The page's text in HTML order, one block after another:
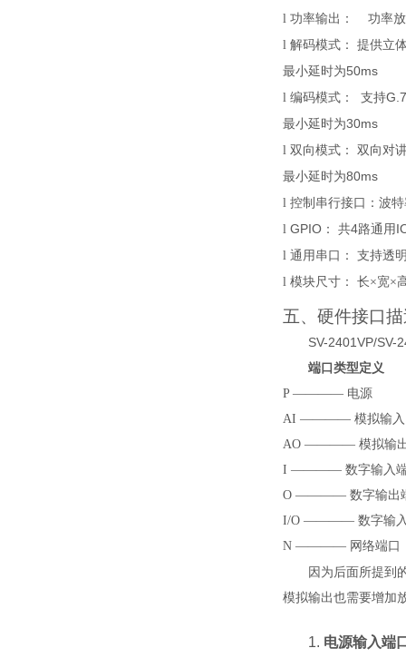
l 功率输出：
功率
l 解码模式 ：
提供立
最小延时为50ms
l 编码模式 ： 支持
最小延时为30ms
l 双向模式 ： 双向对
最小延时为80ms
l 控制串行接口 ：波
l GPIO ： 共4路通用
l 通用串口 ：
支持透
l 模块尺寸 ： 长×宽×
五、硬件接口
SV-2401VP/SV-
端口类型定义
P ———— 电源
AI ———— 模拟输
AO ———— 模拟输
I ———— 数字输入
O ———— 数字输出
I/O ———— 数字输
N ———— 网络端口
因为后面所提到
模拟输出也需要增加
1. 电源输入端